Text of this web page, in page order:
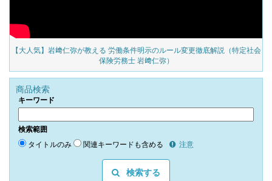
【大人気】岩﨑仁弥が教える 労働条件明示のルール変更徹底解説（特定社会
保険労務士 岩﨑仁弥）
商品検索
キーワード
検索範囲
タイトルのみ 関連キーワードも含める 注意
検索する